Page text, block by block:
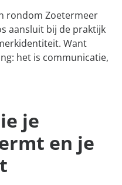
rondom Zoetermeer
aansluit bij de praktijk
Want
het is communicatie,
je
en je